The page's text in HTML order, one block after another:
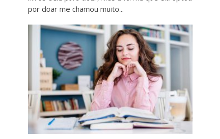
por doar me chamou muito...